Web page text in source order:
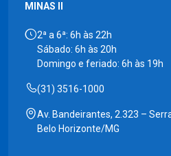
MINAS II
2ª a 6ª: 6h às 22h
Sábado: 6h às 20h
Domingo e feriado: 6h às 19h
(31) 3516-1000
Av. Bandeirantes, 2.323 –
Belo Horizonte/MG